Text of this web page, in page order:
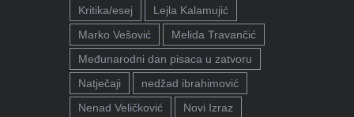
Kritika/esej
Lejla Kalamujić
Marko Vešović
Melida Travančić
Međunarodni dan pisaca u zatvoru
Natječaji
nedžad ibrahimović
Nenad Veličković
Novi Izraz